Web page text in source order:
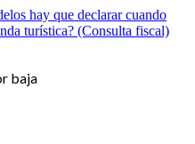
hay que declarar cuando
turística? (Consulta fiscal)
baja